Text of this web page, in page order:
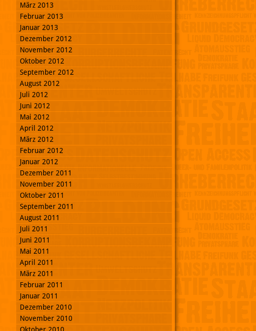
März 2013
Februar 2013
Januar 2013
Dezember 2012
November 2012
Oktober 2012
September 2012
August 2012
Juli 2012
Juni 2012
Mai 2012
April 2012
März 2012
Februar 2012
Januar 2012
Dezember 2011
November 2011
Oktober 2011
September 2011
August 2011
Juli 2011
Juni 2011
Mai 2011
April 2011
März 2011
Februar 2011
Januar 2011
Dezember 2010
November 2010